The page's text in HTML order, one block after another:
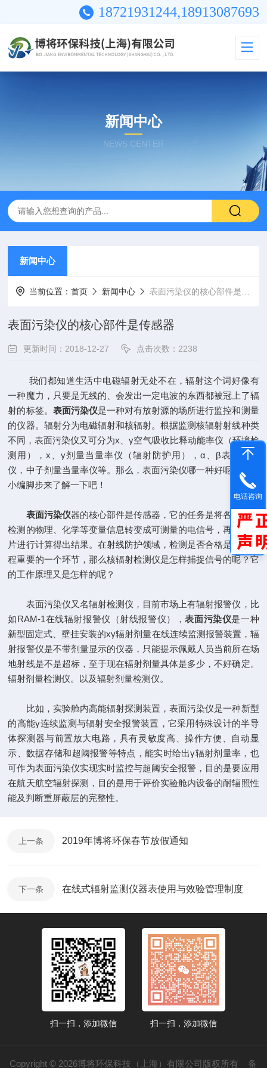
18721931244,18913087693
新闻中心
NEWS CENTER
新闻中心
当前位置：首页 新闻中心 表面污染仪的核心部件是传感器
表面污染仪的核心部件是传感器
更新时间：2018-12-27 点击次数：2238
我们都知道生活中电磁辐射无处不在，辐射这个词好像有
一种魔力，只要是无线的、会发出一定电波的东西都被冠上了辐
射的标签。 表面污染仪是一种对有放射源的场所进行监控和测量
的仪器。辐射分为电磁辐射和核辐射。根据监测核辐射射线种类
不同，表面污染仪又可分为x、γ空气吸收比释动能率仪（环境检
测用），x、γ剂量当量率仪（辐射防护用），α、β表面污染
仪，中子剂量当量率仪等。那么，表面污染仪哪一种好呢？跟随
小编脚步来了解一下吧！
表面污染仪器的核心部件是传感器，它的任务是将各种需要
检测的物理、化学等变量信息转变成可测量的电信号，再传给芯
片进行计算得出结果。在射线防护领域，检测是否合格是防护工
程重要的一个环节，那么核辐射检测仪是怎样捕捉信号的呢？它
的工作原理又是怎样的呢？
表面污染仪又名辐射检测仪，目前市场上有辐射报警仪，比
如RAM-1在线辐射报警仪（射线报警仪），表面污染仪是一种
新型固定式、壁挂安装的xγ辐射剂量在线连续监测报警装置，辐
射报警仪是不带剂量显示的仪器，只能提示佩戴人员当前所在场
地射线是不是超标，至于现在辐射剂量具体是多少，不好确定。
辐射剂量检测仪。以及辐射剂量检测仪。
比如，实验舱内高能辐射探测装置，表面污染仪是一种新型
的高能γ连续监测与辐射安全报警装置，它采用特殊设计的半导
体探测器与前置放大电路，具有灵敏度高、操作方便、自动显
示、数据存储和超阈报警等特点，能实时给出γ辐射剂量率，也
可作为表面污染仪实现实时监控与超阈安全报警，目的是要应用
在航天航空辐射探测，目的是用于评价实验舱内设备的耐辐照性
能及判断重屏蔽层的完整性。
上一条 2019年博将环保春节放假通知
下一条 在线式辐射监测仪器表使用与效验管理制度
扫一扫，添加微信 扫一扫，添加微信
Copyright © 2026博将环保科技（上海）有限公司版权所有 备
电话咨询